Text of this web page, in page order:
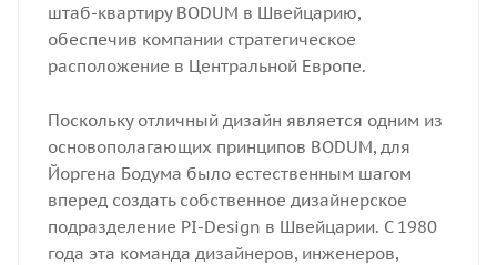
штаб-квартиру BODUM в Швейцарию,
обеспечив компании стратегическое
расположение в Центральной Европе.
Поскольку отличный дизайн является одним из
основополагающих принципов BODUM, для
Йоргена Бодума было естественным шагом
вперед создать собственное дизайнерское
подразделение PI-Design в Швейцарии. С 1980
года эта команда дизайнеров, инженеров,